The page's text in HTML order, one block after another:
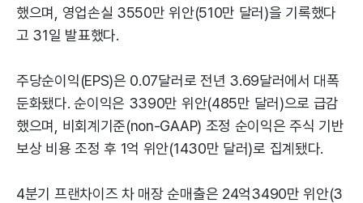
했으며, 영업손실 3550만 위안(510만 달러)을 기록했다
고 31일 발표했다.
주당순이익(EPS)은 0.07달러로 전년 3.69달러에서 대폭
둔화됐다. 순이익은 3390만 위안(485만 달러)으로 급감
했으며, 비회계기준(non-GAAP) 조정 순이익은 주식 기반
보상 비용 조정 후 1억 위안(1430만 달러)로 집계됐다.
4분기 프랜차이즈 차 매장 순매출은 24억3490만 위안(3